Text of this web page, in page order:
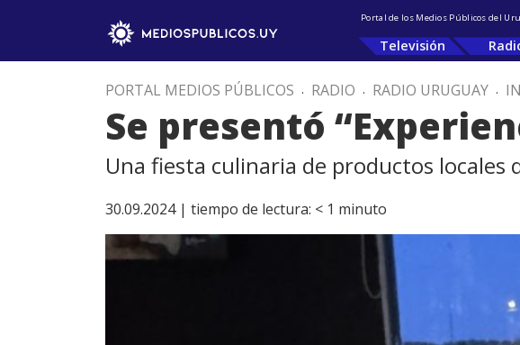
Portal de los Medios Públicos del
Televisión
PORTAL MEDIOS PÚBLICOS . RADIO . RADIO URUGUAY .
Se presentó
Una fiesta culinaria de productos
30.09.2024 | tiempo de lectura: < 1 minuto